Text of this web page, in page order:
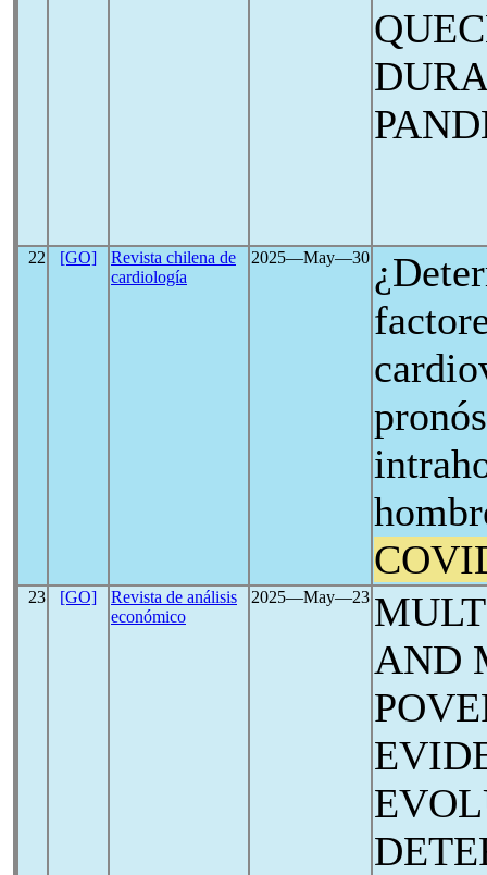
22 [GO]
Revista chilena de
cardiología
2025―May―30
23 [GO]
Revista de análisis
económico
2025―May―23
AND